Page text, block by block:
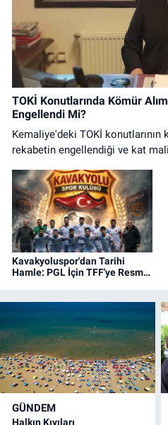
TOKİ Konutlarında Kömür
Engellendi Mi?
Kemaliye'deki TOKİ konutlarının
rekabetin engellendiği ve kat
Kavakyoluspor'dan Tarihi
Hamle: PGL İçin TFF'ye Resmi
GÜNDEM
Halkın Kıyıları